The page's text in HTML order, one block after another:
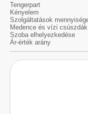
Tengerpart
Kényelem
Szolgáltatások
Medence és vízi csúszdák
Szoba elhelyezkedése
Ár-érték arány